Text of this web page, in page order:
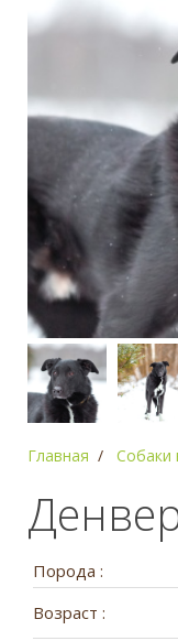
Главная Собаки
Порода :
Возраст :